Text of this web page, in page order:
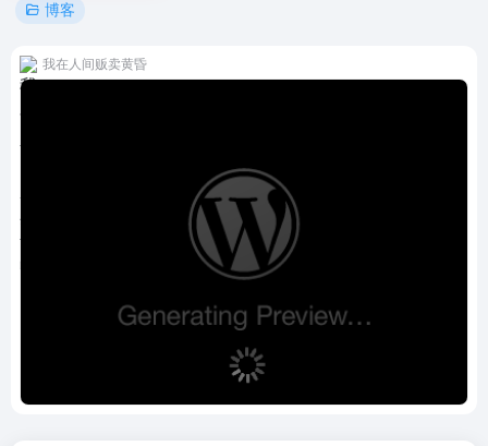
博客
我在人间贩卖黄昏